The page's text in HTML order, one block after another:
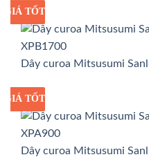
GIÁ SỈ
GIÁ TỐT
Dây curoa Mitsusumi
GIÁ SỈ
GIÁ TỐT
Dây curoa Mitsusumi